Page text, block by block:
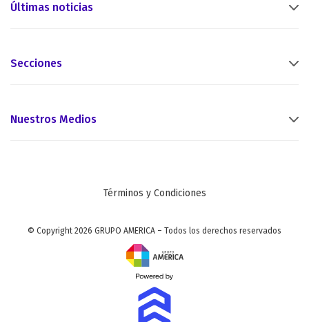
Últimas noticias
Secciones
Nuestros Medios
Términos y Condiciones
© Copyright 2026 GRUPO AMERICA – Todos los derechos reservados